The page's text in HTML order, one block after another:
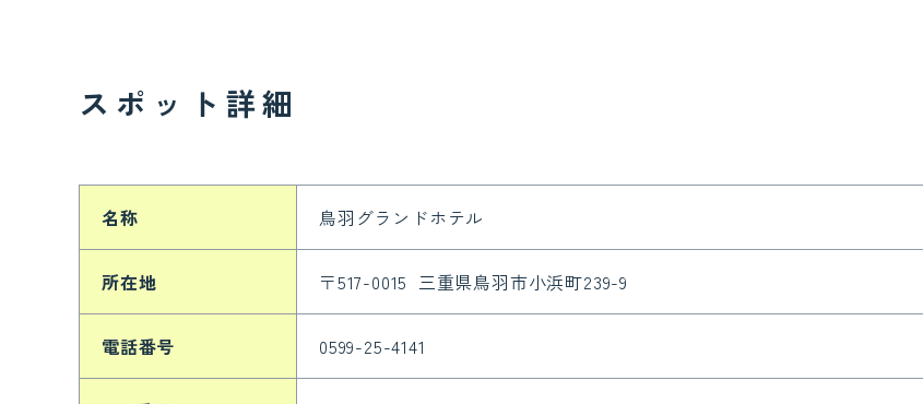
スポット詳細
名称 鳥羽グランドホテル
所在地 〒517-0015 三重県鳥羽市小浜町239-9
電話番号 0599-25-4141